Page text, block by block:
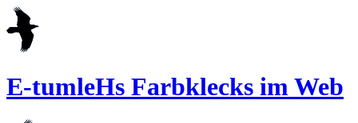
E-tumleHs Farbklecks im Web